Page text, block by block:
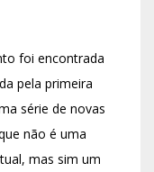
foi encontrada
pela primeira
série de novas
não é uma
mas sim um